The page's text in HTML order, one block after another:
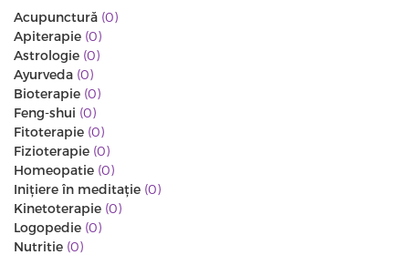
Acupunctură (0)
Apiterapie (0)
Astrologie (0)
Ayurveda (0)
Bioterapie (0)
Feng-shui (0)
Fitoterapie (0)
Fizioterapie (0)
Homeopatie (0)
Iniţiere în meditaţie (0)
Kinetoterapie (0)
Logopedie (0)
Nutritie (0)